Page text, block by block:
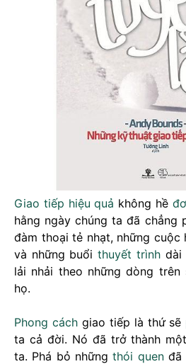
Giao tiếp hiệu quả không hề
hằng ngày chúng ta đã chẳng
đàm thoại tẻ nhạt, những cuộc
và những buổithuyết trìnhdài
lải nhải theo những dòng
họ.
Phong cáchgiao tiếp là thứ sẽ
ta cả đời. Nó đã trở thành
ta. Phá bỏ nhữngthói quenđã